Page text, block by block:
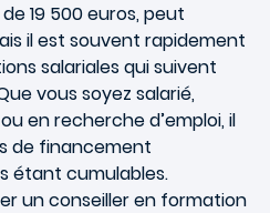
19 500 euros, peut
il est souvent rapidement
salariales qui suivent
vous soyez salarié,
en recherche d’emploi, il
de financement
étant cumulables.
un conseiller en formation